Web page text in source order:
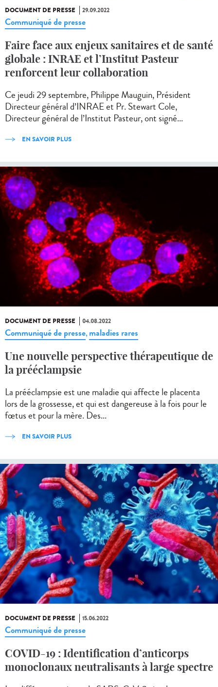
DOCUMENT DE PRESSE 29.09.2022
Communiqué de presse
Faire face aux enjeux sanitaires et de santé
globale : INRAE et l’Institut Pasteur
renforcent leur collaboration
Ce jeudi 29 septembre, Philippe Mauguin, Président
Directeur général d’INRAE et Pr. Stewart Cole,
Directeur général de l’Institut Pasteur, ont signé...
EN SAVOIR PLUS
DOCUMENT DE PRESSE 04.08.2022
Communiqué de presse, maladies rares
Une nouvelle perspective thérapeutique de
la prééclampsie
La prééclampsie est une maladie qui affecte le placenta
lors de la grossesse, et qui est dangereuse à la fois pour le
fœtus et pour la mère. Des...
EN SAVOIR PLUS
DOCUMENT DE PRESSE 15.06.2022
Communiqué de presse
COVID-19 : Identification d’anticorps
monoclonaux neutralisants à large spectre